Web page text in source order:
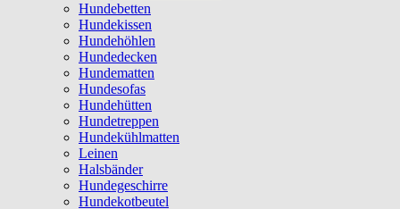
Hundebetten
Hundekissen
Hundehöhlen
Hundedecken
Hundematten
Hundesofas
Hundehütten
Hundetreppen
Hundekühlmatten
Leinen
Halsbänder
Hundegeschirre
Hundekotbeutel